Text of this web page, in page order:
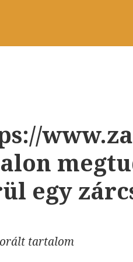
egy
tartalom